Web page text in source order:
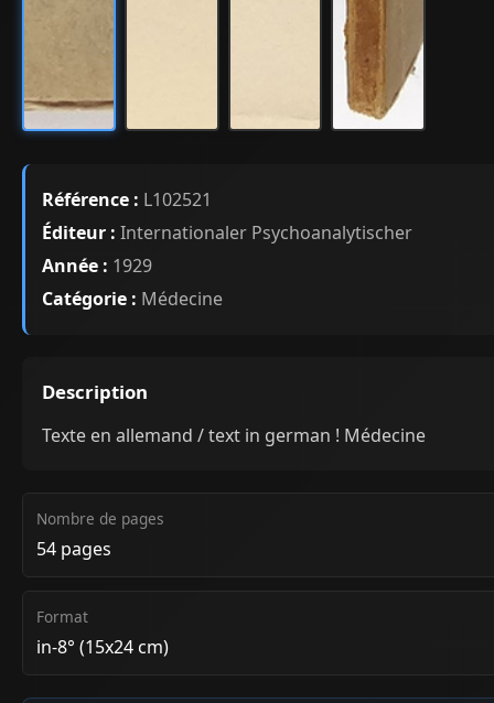
Référence : L102521
Éditeur : Internationaler Psychoanalytischer
Année : 1929
Catégorie : Médecine
Description
Texte en allemand / text in german ! Médecine
Nombre de pages
54 pages
Format
in-8° (15x24 cm)